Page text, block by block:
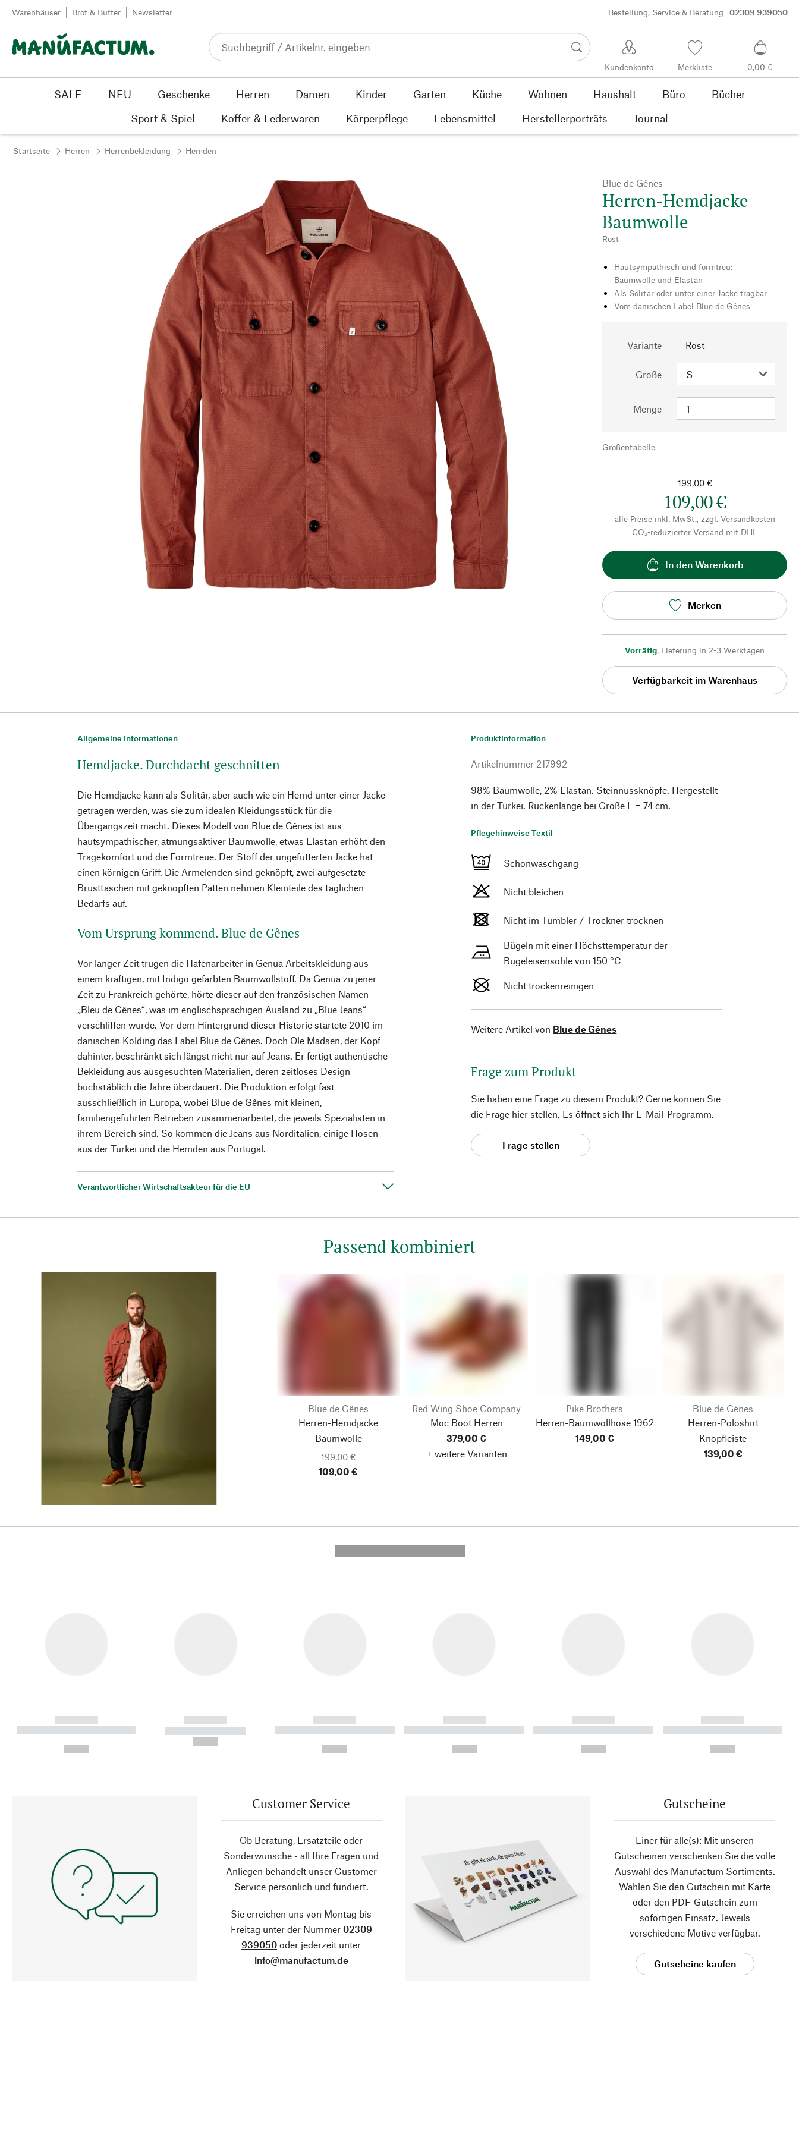
Zum Inhalt springen
Warenhäuser Brot & Butter Newsletter Bestellung, Service & Beratung 02309 939050
Kundenkonto Merkliste 0,00 €
SALE NEU Geschenke Herren Damen Kinder Garten Küche Wohnen Haushalt Büro
Bücher
Sport & Spiel
Koffer & Lederwaren Körperpflege Lebensmittel Herstellerporträts Journal
Startseite Herren Herrenbekleidung Hemden
Blue de Gênes
Herren-Hemdjacke
Baumwolle
Rost
Hautsympathisch und formtreu:
Baumwolle und Elastan
Als Solitär oder unter einer Jacke tragbar
Vom dänischen Label Blue de Gênes
Variante Rost
Größe
Menge
Größentabelle
199,00 €
109,00 €
alle Preise inkl. MwSt., zzgl. Versandkosten
CO₂-reduzierter Versand mit DHL
In den Warenkorb
Merken
Vorrätig, Lieferung in 2-3 Werktagen
Verfügbarkeit im Warenhaus
Allgemeine Informationen
Hemdjacke. Durchdacht geschnitten
Die Hemdjacke kann als Solitär, aber auch wie ein Hemd unter einer Jacke
getragen werden, was sie zum idealen Kleidungsstück für die
Übergangszeit macht. Dieses Modell von Blue de Gênes ist aus
hautsympathischer, atmungsaktiver Baumwolle, etwas Elastan erhöht den
Tragekomfort und die Formtreue. Der Stoff der ungefütterten Jacke hat
einen körnigen Griff. Die Ärmelenden sind geknöpft, zwei aufgesetzte
Brusttaschen mit geknöpften Patten nehmen Kleinteile des täglichen
Bedarfs auf.
Vom Ursprung kommend. Blue de Gênes
Vor langer Zeit trugen die Hafenarbeiter in Genua Arbeitskleidung aus
einem kräftigen, mit Indigo gefärbten Baumwollstoff. Da Genua zu jener
Zeit zu Frankreich gehörte, hörte dieser auf den französischen Namen
„Bleu de Gênes“, was im englischsprachigen Ausland zu „Blue Jeans“
verschliffen wurde. Vor dem Hintergrund dieser Historie startete 2010 im
dänischen Kolding das Label Blue de Gênes. Doch Ole Madsen, der Kopf
dahinter, beschränkt sich längst nicht nur auf Jeans. Er fertigt authentische
Bekleidung aus ausgesuchten Materialien, deren zeitloses Design
buchstäblich die Jahre überdauert. Die Produktion erfolgt fast
ausschließlich in Europa, wobei Blue de Gênes mit kleinen,
familiengeführten Betrieben zusammenarbeitet, die jeweils Spezialisten in
ihrem Bereich sind. So kommen die Jeans aus Norditalien, einige Hosen
aus der Türkei und die Hemden aus Portugal.
Verantwortlicher Wirtschaftsakteur für die EU
Produktinformation
Artikelnummer 217992
98% Baumwolle, 2% Elastan. Steinnussknöpfe. Hergestellt
in der Türkei. Rückenlänge bei Größe L = 74 cm.
Pflegehinweise Textil
Schonwaschgang
Nicht bleichen
Nicht im Tumbler / Trockner trocknen
Bügeln mit einer Höchsttemperatur der
Bügeleisensohle von 150 °C
Nicht trockenreinigen
Weitere Artikel von Blue de Gênes
Frage zum Produkt
Sie haben eine Frage zu diesem Produkt? Gerne können Sie
die Frage hier stellen. Es öffnet sich Ihr E-Mail-Programm.
Frage stellen
Passend kombiniert
Blue de Gênes
Herren-Hemdjacke
Baumwolle
199,00 €
109,00 €
Red Wing Shoe Company
Moc Boot Herren
379,00 €
+ weitere Varianten
Pike Brothers
Herren-Baumwollhose 1962
149,00 €
Blue de Gênes
Herren-Poloshirt
Knopfleiste
139,00 €
------------
----------- ----------- ----------
------------
----------- -----------
------------
----------- ----------- ----------
------------
----------- ----------- ----------
------------
----------- ----------- ----------
------------
----------- ----------- ----------
Customer Service
Ob Beratung, Ersatzteile oder
Sonderwünsche - all Ihre Fragen und
Anliegen behandelt unser Customer
Service persönlich und fundiert.
Sie erreichen uns von Montag bis
Freitag unter der Nummer 02309
939050 oder jederzeit unter
info@manufactum.de
Gutscheine
Einer für alle(s): Mit unseren
Gutscheinen verschenken Sie die volle
Auswahl des Manufactum Sortiments.
Wählen Sie den Gutschein mit Karte
oder den PDF-Gutschein zum
sofortigen Einsatz. Jeweils
verschiedene Motive verfügbar.
Gutscheine kaufen